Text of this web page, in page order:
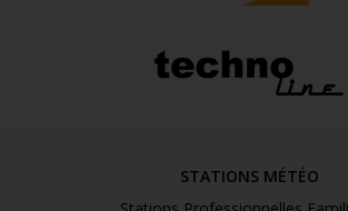
STATIONS MÉTÉO